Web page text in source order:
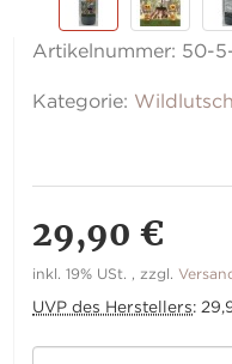
Artikelnummer: 50-
Kategorie:
29,90 €
inkl. 19% USt. , zzgl.
UVP des Herstellers: